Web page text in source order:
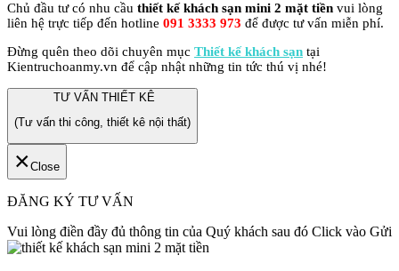
Chủ đầu tư có nhu cầu thiết kế khách sạn mini 2 mặt tiền vui lòng
liên hệ trực tiếp đến hotline 091 3333 973 để được tư vấn miễn phí.
Đừng quên theo dõi chuyên mục Thiết kế khách sạn tại
Kientruchoanmy.vn để cập nhật những tin tức thú vị nhé!
TƯ VẤN THIẾT KÊ
(Tư vấn thi công, thiết kê nội thất)
×Close
ĐĂNG KÝ TƯ VẤN
Vui lòng điền đầy đủ thông tin của Quý khách sau đó Click vào Gửi